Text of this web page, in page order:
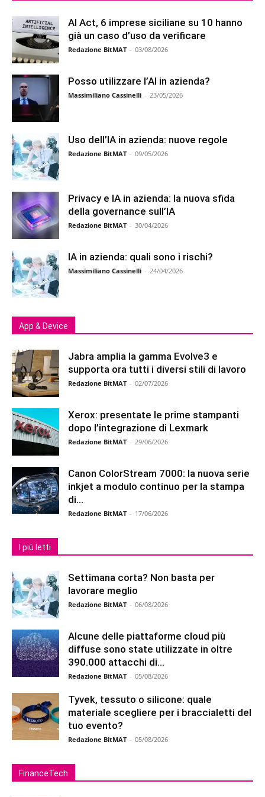
AI Act, 6 imprese siciliane su 10 hanno
già un caso d’uso da verificare
Redazione BitMAT - 03/08/2026
Posso utilizzare l’AI in azienda?
Massimiliano Cassinelli - 23/05/2026
Uso dell’IA in azienda: nuove regole
Redazione BitMAT - 09/05/2026
Privacy e IA in azienda: la nuova sfida
della governance sull’IA
Redazione BitMAT - 30/04/2026
IA in azienda: quali sono i rischi?
Massimiliano Cassinelli - 24/04/2026
App & Device
Jabra amplia la gamma Evolve3 e
supporta ora tutti i diversi stili di lavoro
Redazione BitMAT - 02/07/2026
Xerox: presentate le prime stampanti
dopo l’integrazione di Lexmark
Redazione BitMAT - 29/06/2026
Canon ColorStream 7000: la nuova serie
inkjet a modulo continuo per la stampa
di...
Redazione BitMAT - 17/06/2026
I più letti
Settimana corta? Non basta per
lavorare meglio
Redazione BitMAT - 06/08/2026
Alcune delle piattaforme cloud più
diffuse sono state utilizzate in oltre
390.000 attacchi di...
Redazione BitMAT - 05/08/2026
Tyvek, tessuto o silicone: quale
materiale scegliere per i braccialetti del
tuo evento?
Redazione BitMAT - 05/08/2026
FinanceTech